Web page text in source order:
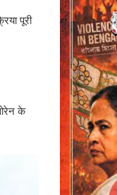
पूरी
के